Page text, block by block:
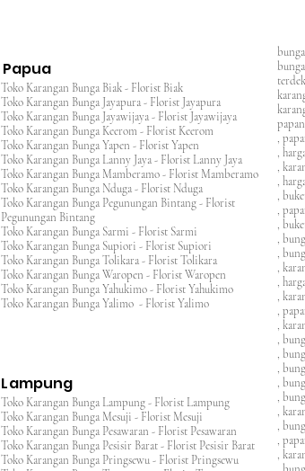
Lampung
Papua
Toko Karangan Bunga Biak - Florist Biak
Toko Karangan Bunga Jayapura - Florist Jayapura
Toko Karangan Bunga Jayawijaya - Florist Jayawijaya
Toko Karangan Bunga Keerom - Florist Keerom
Toko Karangan Bunga Yapen - Florist Yapen
Toko Karangan Bunga Lanny Jaya - Florist Lanny Jaya
Toko Karangan Bunga Mamberamo - Florist Mamberamo
Toko Karangan Bunga Nduga - Florist Nduga
Toko Karangan Bunga Pegunungan Bintang - Florist
Pegunungan Bintang
Toko Karangan Bunga Sarmi - Florist Sarmi
Toko Karangan Bunga Supiori - Florist Supiori
Toko Karangan Bunga Tolikara - Florist Tolikara
Toko Karangan Bunga Waropen - Florist Waropen
Toko Karangan Bunga Yahukimo - Florist Yahukimo
Toko Karangan Bunga Yalimo - Florist Yalimo
Toko Karangan Bunga Lampung - Florist Lampung
Toko Karangan Bunga Mesuji - Florist Mesuji
Toko Karangan Bunga Pesawaran - Florist Pesawaran
Toko Karangan Bunga Pesisir Barat - Florist Pesisir Barat
Toko Karangan Bunga Pringsewu - Florist Pringsewu
,
,
,
,
,
,
,
,
,
,
,
,
,
,
,
,
,
,
,
,
,
,
,